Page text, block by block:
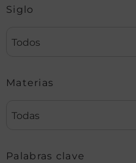
Siglo
Todos
Materias
Todas
Palabras clave